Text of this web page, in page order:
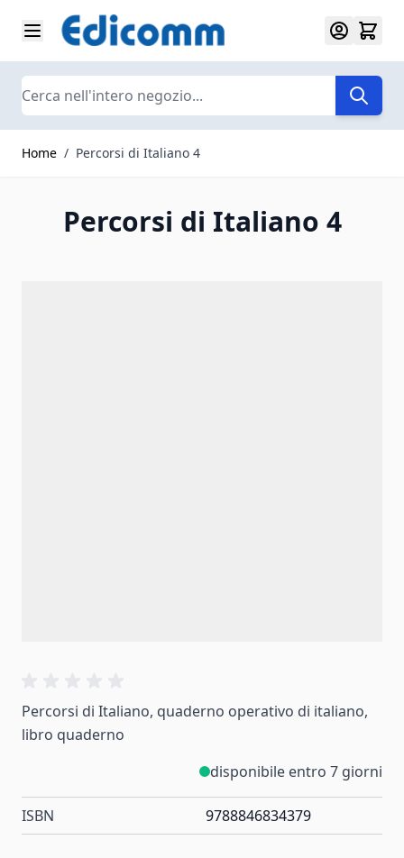
Salta al contenuto
Search
Home / Percorsi di Italiano 4
Percorsi di Italiano 4
Percorsi di Italiano, quaderno operativo di italiano,
libro quaderno
disponibile entro 7 giorni
ISBN 9788846834379